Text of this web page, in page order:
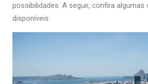
possibilidades. A seguir, confira algumas
disponíveis: